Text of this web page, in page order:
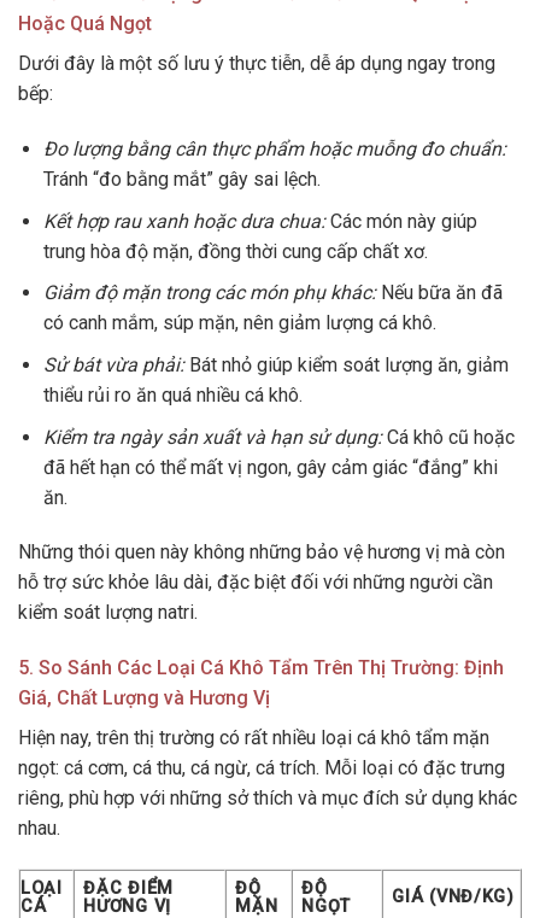
Hoặc Quá Ngọt
Dưới đây là một số lưu ý thực tiễn, dễ áp dụng ngay trong
bếp:
Đo lượng bằng cân thực phẩm hoặc muỗng đo chuẩn:
Tránh “đo bằng mắt” gây sai lệch.
Kết hợp rau xanh hoặc dưa chua:Các món này giúp
trung hòa độ mặn, đồng thời cung cấp chất xơ.
Giảm độ mặn trong các món phụ khác:Nếu bữa ăn đã
có canh mắm, súp mặn, nên giảm lượng cá khô.
Sử bát vừa phải:Bát nhỏ giúp kiểm soát lượng ăn, giảm
thiểu rủi ro ăn quá nhiều cá khô.
Kiểm tra ngày sản xuất và hạn sử dụng:Cá khô cũ hoặc
đã hết hạn có thể mất vị ngon, gây cảm giác “đắng” khi
ăn.
Những thói quen này không những bảo vệ hương vị mà còn
hỗ trợ sức khỏe lâu dài, đặc biệt đối với những người cần
kiểm soát lượng natri.
5. So Sánh Các Loại Cá Khô Tẩm Trên Thị Trường: Định
Giá, Chất Lượng và Hương Vị
Hiện nay, trên thị trường có rất nhiều loại cá khô tẩm mặn
ngọt: cá cơm, cá thu, cá ngừ, cá trích. Mỗi loại có đặc trưng
riêng, phù hợp với những sở thích và mục đích sử dụng khác
nhau.
LOẠI
CÁ
ĐẶC ĐIỂM
HƯƠNG VỊ
ĐỘ
MẶN
ĐỘ
NGỌT
GIÁ (VNĐ/KG)